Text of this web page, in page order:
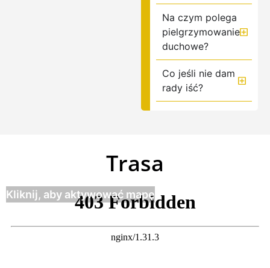
Na czym polega
pielgrzymowanie
duchowe?
Co jeśli nie dam
rady iść?
Trasa
Kliknij, aby aktywować mapę